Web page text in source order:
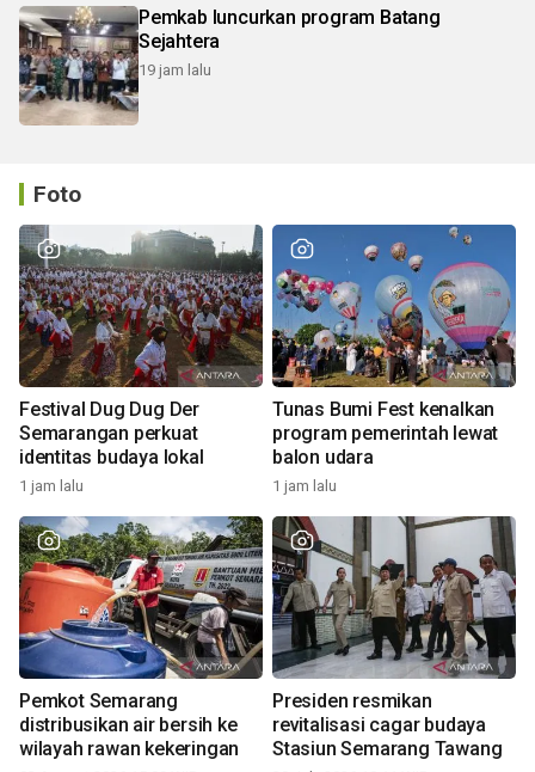
Pemkab luncurkan program Batang
Sejahtera
19 jam lalu
Foto
Festival Dug Dug Der
Semarangan perkuat
identitas budaya lokal
1 jam lalu
Tunas Bumi Fest kenalkan
program pemerintah lewat
balon udara
1 jam lalu
Pemkot Semarang
distribusikan air bersih ke
wilayah rawan kekeringan
Presiden resmikan
revitalisasi cagar budaya
Stasiun Semarang Tawang